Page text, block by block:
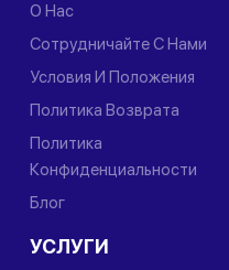
О Нас
Сотрудничайте С Нами
Условия И Положения
Политика Возврата
Политика
Конфиденциальности
Блог
УСЛУГИ